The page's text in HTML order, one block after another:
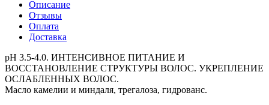
Описание
Отзывы
Оплата
Доставка
pH 3.5-4.0. ИНТЕНСИВНОЕ ПИТАНИЕ И
ВОССТАНОВЛЕНИЕ СТРУКТУРЫ ВОЛОС. УКРЕПЛЕНИЕ
ОСЛАБЛЕННЫХ ВОЛОС.
Масло камелии и миндаля, трегалоза, гидрованс.